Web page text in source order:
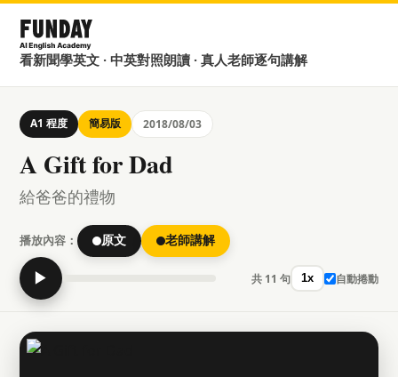
看新聞學英文 · 中英對照朗讀 · 真人老師逐句講解
A1 程度 簡易版 2018/08/03
A Gift for Dad
給爸爸的禮物
播放內容： 原文 老師講解
▶ 共 11 句 1x 自動捲動